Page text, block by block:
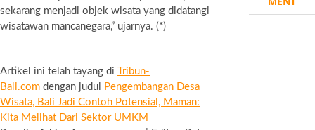
sekarang menjadi objek wisata yang didatangi
wisatawan mancanegara,” ujarnya. (*)
Artikel ini telah tayang di
Tribun-
Bali.com dengan judul
Pengembangan Desa
Wisata, Bali Jadi Contoh Potensial, Maman:
Kita Melihat Dari Sektor UMKM